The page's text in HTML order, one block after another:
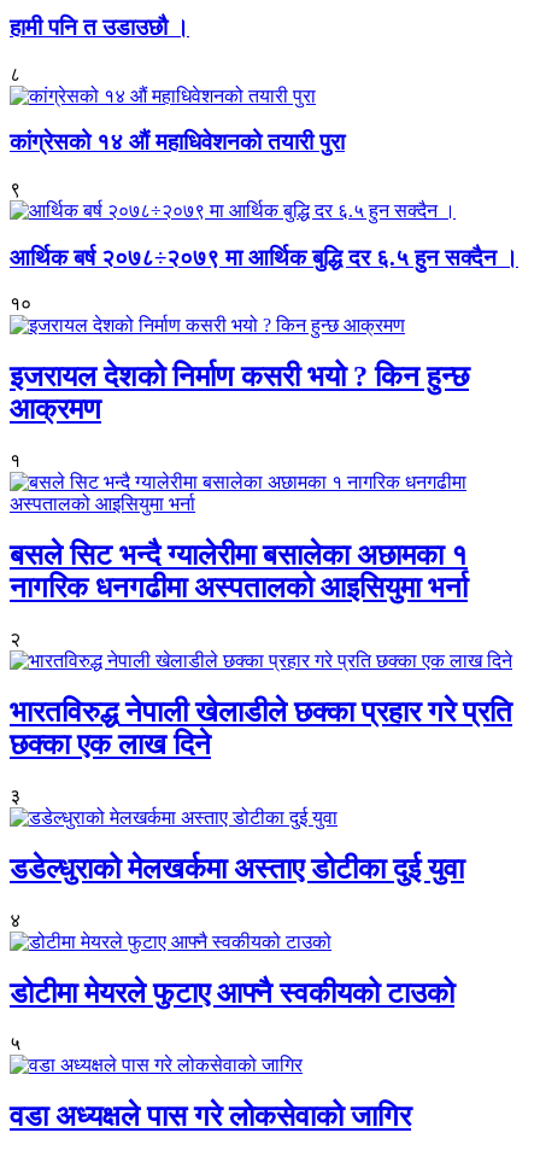
हामी पनि त उडाउछौ ।
८
कांग्रेसको १४ औं महाधिवेशनको तयारी पुरा
९
आर्थिक बर्ष २०७८÷२०७९ मा आर्थिक बुद्धि दर ६.५ हुन सक्दैन ।
१०
इजरायल देशको निर्माण कसरी भयो ? किन हुन्छ
आक्रमण
१
बसले सिट भन्दै ग्यालेरीमा बसालेका अछामका १
नागरिक धनगढीमा अस्पतालको आइसियुमा भर्ना
२
भारतविरुद्ध नेपाली खेलाडीले छक्का प्रहार गरे प्रति
छक्का एक लाख दिने
३
डडेल्धुराको मेलखर्कमा अस्ताए डोटीका दुई युवा
४
डोटीमा मेयरले फुटाए आफ्नै स्वकीयको टाउको
५
वडा अध्यक्षले पास गरे लोकसेवाको जागिर